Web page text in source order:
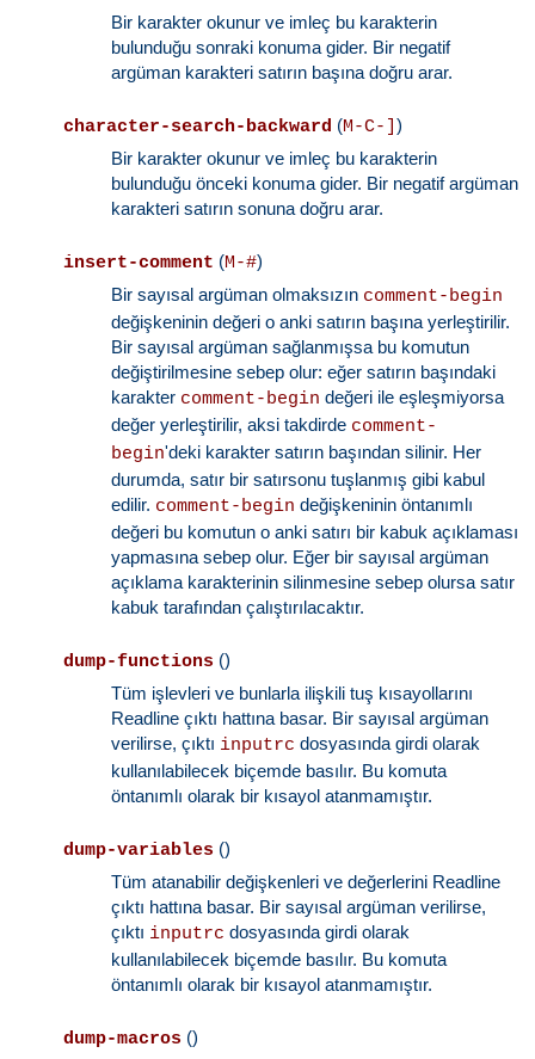
Bir karakter okunur ve imleç bu karakterin
bulunduğu sonraki konuma gider. Bir negatif
argüman karakteri satırın başına doğru arar.
character-search-backward (M-C-] )
Bir karakter okunur ve imleç bu karakterin
bulunduğu önceki konuma gider. Bir negatif argüman
karakteri satırın sonuna doğru arar.
insert-comment (M-#)
Bir sayısal argüman olmaksızın comment-begin
değişkeninin değeri o anki satırın başına yerleştirilir.
Bir sayısal argüman sağlanmışsa bu komutun
değiştirilmesine sebep olur: eğer satırın başındaki
karakter comment-begin değeri ile eşleşmiyorsa
değer yerleştirilir, aksi takdirde comment-
begin'deki karakter satırın başından silinir. Her
durumda, satır bir satırsonu tuşlanmış gibi kabul
edilir. comment-begin değişkeninin öntanımlı
değeri bu komutun o anki satırı bir kabuk açıklaması
yapmasına sebep olur. Eğer bir sayısal argüman
açıklama karakterinin silinmesine sebep olursa satır
kabuk tarafından çalıştırılacaktır.
dump-functions ()
Tüm işlevleri ve bunlarla ilişkili tuş kısayollarını
Readline çıktı hattına basar. Bir sayısal argüman
verilirse, çıktı inputrc dosyasında girdi olarak
kullanılabilecek biçemde basılır. Bu komuta
öntanımlı olarak bir kısayol atanmamıştır.
dump-variables ()
Tüm atanabilir değişkenleri ve değerlerini Readline
çıktı hattına basar. Bir sayısal argüman verilirse,
çıktı inputrc dosyasında girdi olarak
kullanılabilecek biçemde basılır. Bu komuta
öntanımlı olarak bir kısayol atanmamıştır.
dump-macros ()